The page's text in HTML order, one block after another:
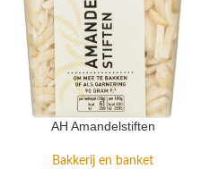
AH Amandelstiften
Bakkerij en banket